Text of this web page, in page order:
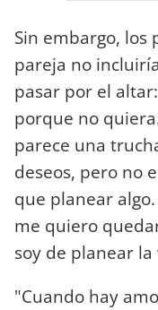
Sin embargo, los
pareja no
pasar por el
porque no
parece una
deseos, pero no
que planear
me quiero
soy de planear
"Cuando hay